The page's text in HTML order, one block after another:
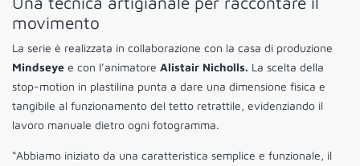
movimento
La serie è realizzata in collaborazione con la casa di produzione
Mindseye e con l’animatore Alistair Nicholls. La scelta della
stop-motion in plastilina punta a dare una dimensione fisica e
tangibile al funzionamento del tetto retrattile, evidenziando il
lavoro manuale dietro ogni fotogramma.
“Abbiamo iniziato da una caratteristica semplice e funzionale, il